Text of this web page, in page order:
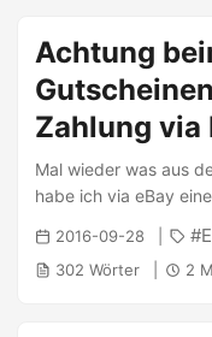
Achtung
Zahlung via
Mal wieder was aus
habe ich via eBay
Network verkauft.
via eBay-Nachricht
entdeckt? Der
2016-09-28
302 Wörter 2